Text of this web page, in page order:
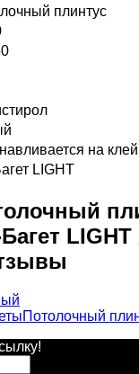
плинтус
на клей
LIGHT
LIGHT
Потолочный